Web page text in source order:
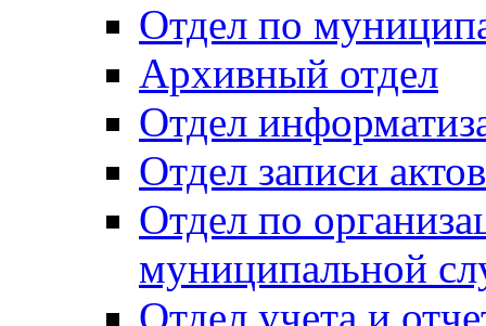
Отдел по
Архивный отдел
Отдел
Отдел записи
Отдел по
муниципальной